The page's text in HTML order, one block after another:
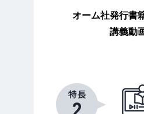
オーム社発行書
講義動